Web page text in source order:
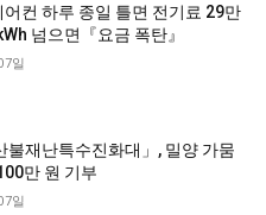
컨 하루 종일 틀면 전기료 29만
넘으면『요금 폭탄』
일
불재난특수진화대」, 밀양 가뭄
만 원 기부
일